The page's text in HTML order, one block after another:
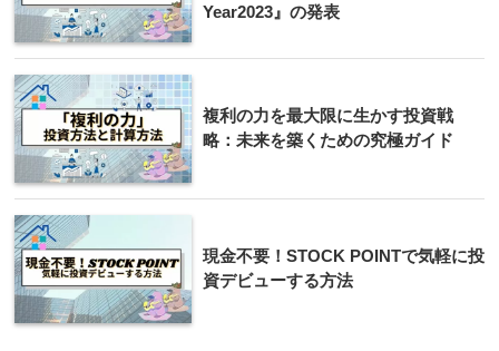
Year2023』の発表
複利の力を最大限に生かす投資戦
略：未来を築くための究極ガイド
現金不要！STOCK POINTで気軽に投
資デビューする方法